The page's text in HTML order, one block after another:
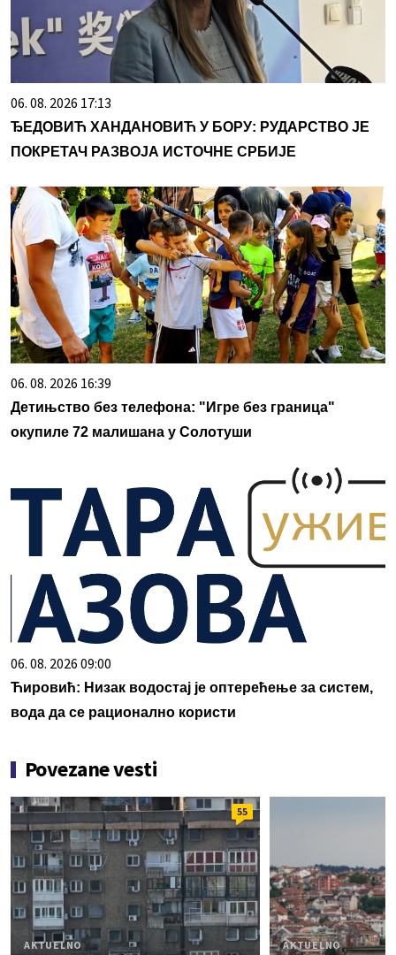
06. 08. 2026 17:13
ЂЕДОВИЋ ХАНДАНОВИЋ У БОРУ: РУДАРСТВО ЈЕ
ПОКРЕТАЧ РАЗВОЈА ИСТОЧНЕ СРБИЈЕ
06. 08. 2026 16:39
Детињство без телефона: "Игре без граница"
окупиле 72 малишана у Солотуши
06. 08. 2026 09:00
Ћировић: Низак водостај је оптерећење за систем,
вода да се рационално користи
Povezane vesti
55
AKTUELNO AKTUELNO